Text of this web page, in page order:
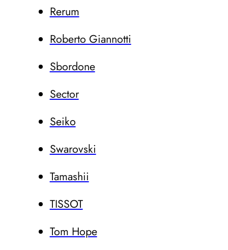
Rerum
Roberto Giannotti
Sbordone
Sector
Seiko
Swarovski
Tamashii
TISSOT
Tom Hope